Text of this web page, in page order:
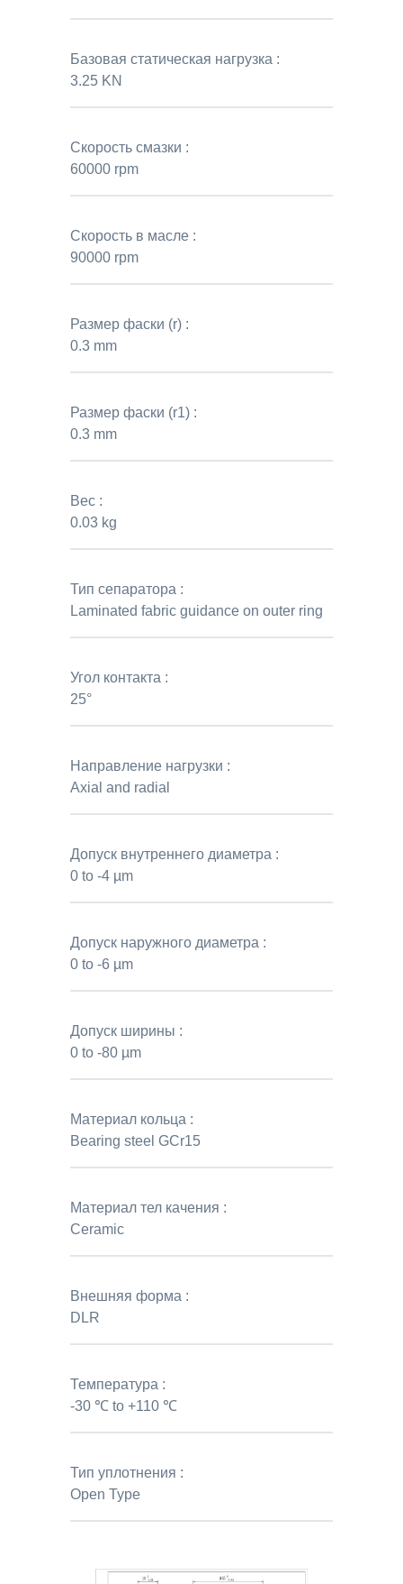
Базовая статическая нагрузка :
3.25 KN
Скорость смазки :
60000 rpm
Скорость в масле :
90000 rpm
Размер фаски (r) :
0.3 mm
Размер фаски (r1) :
0.3 mm
Вес :
0.03 kg
Тип сепаратора :
Laminated fabric guidance on outer ring
Угол контакта :
25°
Направление нагрузки :
Axial and radial
Допуск внутреннего диаметра :
0 to -4 µm
Допуск наружного диаметра :
0 to -6 µm
Допуск ширины :
0 to -80 µm
Материал кольца :
Bearing steel GCr15
Материал тел качения :
Ceramic
Внешняя форма :
DLR
Температура :
-30 ℃ to +110 ℃
Тип уплотнения :
Open Type